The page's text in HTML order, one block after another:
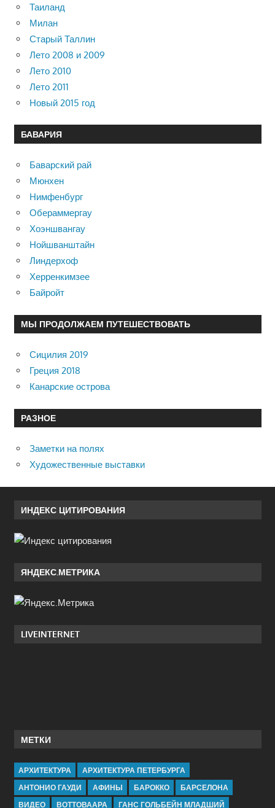
Таиланд
Милан
Старый Таллин
Лето 2008 и 2009
Лето 2010
Лето 2011
Новый 2015 год
БАВАРИЯ
Баварский рай
Мюнхен
Нимфенбург
Обераммергау
Хоэншвангау
Нойшванштайн
Линдерхоф
Херренкимзее
Байройт
МЫ ПРОДОЛЖАЕМ ПУТЕШЕСТВОВАТЬ
Сицилия 2019
Греция 2018
Канарские острова
РАЗНОЕ
Заметки на полях
Художественные выставки
ИНДЕКС ЦИТИРОВАНИЯ
ЯНДЕКС.МЕТРИКА
LIVEINTERNET
МЕТКИ
АРХИТЕКТУРА
АРХИТЕКТУРА ПЕТЕРБУРГА
АНТОНИО ГАУДИ
АФИНЫ БАРОККО
БАРСЕЛОНА
ВИДЕО
ВОТТОВААРА ГАНС ГОЛЬБЕЙН МЛАДШИЙ